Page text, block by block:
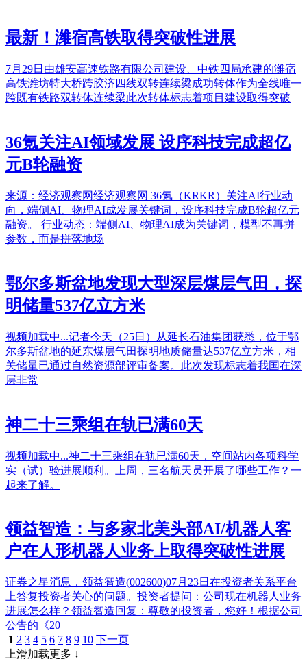
最新！潍宿高铁取得突破性进展
7月29日由雄安高速铁路有限公司建设、中铁四局承建的潍宿
高铁潍坊特大桥跨胶济四线双转连续梁成功转体作为全线唯一
跨既有铁路双转体连续梁此次转体标志着项目建设取得突破
36氪关注AI领域发展 设序科技完成超亿
元B轮融资
来源：经济观察网经济观察网 36氪（KRKR）关注AI行业动
向，端侧AI、物理AI成发展关键词，设序科技完成B轮超亿元
融资。 行业动态：端侧AI、物理AI成为关键词，模型不再拼
参数，而是拼落地场
鄂尔多斯盆地发现大型深层煤层气田，探
明储量537亿立方米
视频加载中...记者今天（25日）从延长石油集团获悉，位于鄂
尔多斯盆地的延东煤层气田探明地质储量达537亿立方米，相
关储量已通过自然资源部评审备案。此次发现标志着我国在深
层非常
神二十三乘组在轨已满60天
视频加载中...神二十三乘组在轨已满60天，空间站内各项科学
实（试）验进展顺利。上周，三名航天员开展了哪些工作？一
起来了解。
领益智造：与多家北美头部AI/机器人客
户在人形机器人业务上取得突破性进展
证券之星消息，领益智造(002600)07月23日在投资者关系平台
上答复投资者关心的问题。投资者提问：公司现在机器人业务
进展怎么样？领益智造回复：尊敬的投资者，您好！根据公司
公告的《20
1 2 3 4 5 6 7 8 9 10 下一页
上滑加载更多 ↓